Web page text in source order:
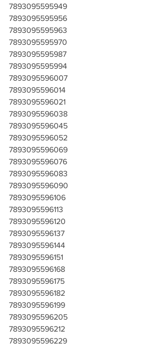
7893095595949
7893095595956
7893095595963
7893095595970
7893095595987
7893095595994
7893095596007
7893095596014
7893095596021
7893095596038
7893095596045
7893095596052
7893095596069
7893095596076
7893095596083
7893095596090
7893095596106
7893095596113
7893095596120
7893095596137
7893095596144
7893095596151
7893095596168
7893095596175
7893095596182
7893095596199
7893095596205
7893095596212
7893095596229